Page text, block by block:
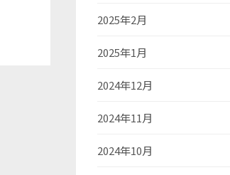
2025年2月
2025年1月
2024年12月
2024年11月
2024年10月